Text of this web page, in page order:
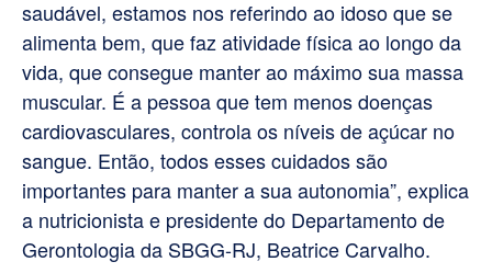
saudável, estamos nos referindo ao idoso que se
alimenta bem, que faz atividade física ao longo da
vida, que consegue manter ao máximo sua massa
muscular. É a pessoa que tem menos doenças
cardiovasculares, controla os níveis de açúcar no
sangue. Então, todos esses cuidados são
importantes para manter a sua autonomia”, explica
a nutricionista e presidente do Departamento de
Gerontologia da SBGG-RJ, Beatrice Carvalho.